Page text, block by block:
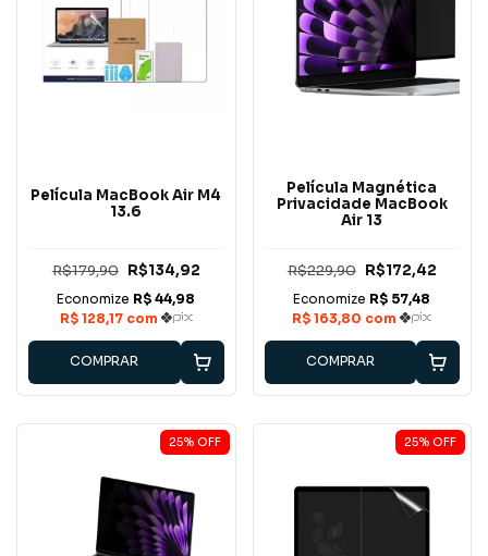
Película MacBook Air M4
13.6
R$179,90 R$134,92
COMPRAR
Película Magnética
Privacidade MacBook
Air 13
R$229,90 R$172,42
COMPRAR
25% OFF 25% OFF